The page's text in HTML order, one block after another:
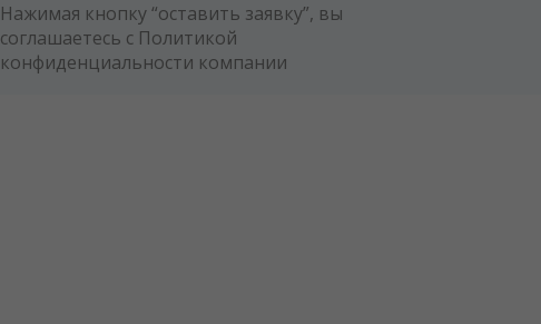
Нажимая кнопку “оставить заявку”, вы
соглашаетесь с Политикой
конфиденциальности компании